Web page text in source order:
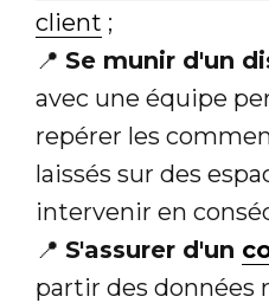
client ;
📍 Se munir d'un
avec une équipe
repérer les
laissés sur des
intervenir en
📍 S'assurer d'un
partir des données